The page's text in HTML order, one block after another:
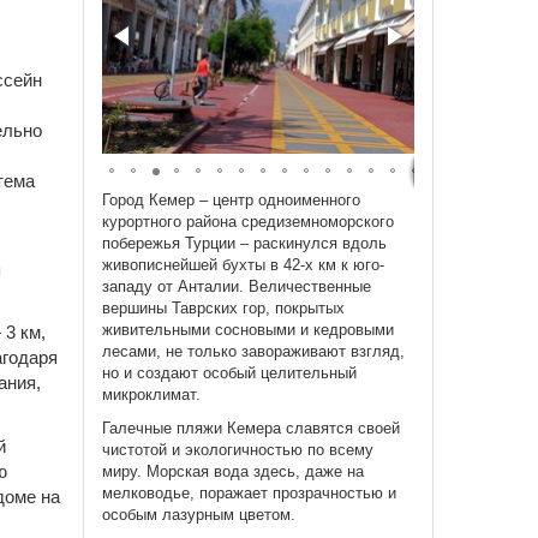
3 км,
на
Город Кемер – центр одноименного
курортного района средиземноморского
побережья Турции – раскинулся вдоль
живописнейшей бухты в 42-х км к юго-
западу от Анталии. Величественные
вершины Таврских гор, покрытых
живительными сосновыми и кедровыми
лесами, не только завораживают взгляд,
но и создают особый целительный
микроклимат.
Галечные пляжи Кемера славятся своей
чистотой и экологичностью по всему
миру. Морская вода здесь, даже на
мелководье, поражает прозрачностью и
особым лазурным цветом.